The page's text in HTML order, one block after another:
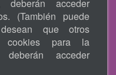
deberán acceder
(También puede
que otros
cookies para la
deberán acceder